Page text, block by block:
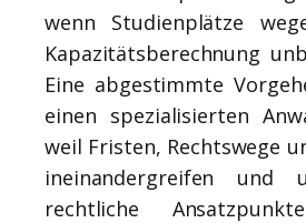
wenn Studienplätze
Kapazitätsberechnung
Eine abgestimmte
einen spezialisierten
weil Fristen, Rechtswege
ineinandergreifen und
rechtliche